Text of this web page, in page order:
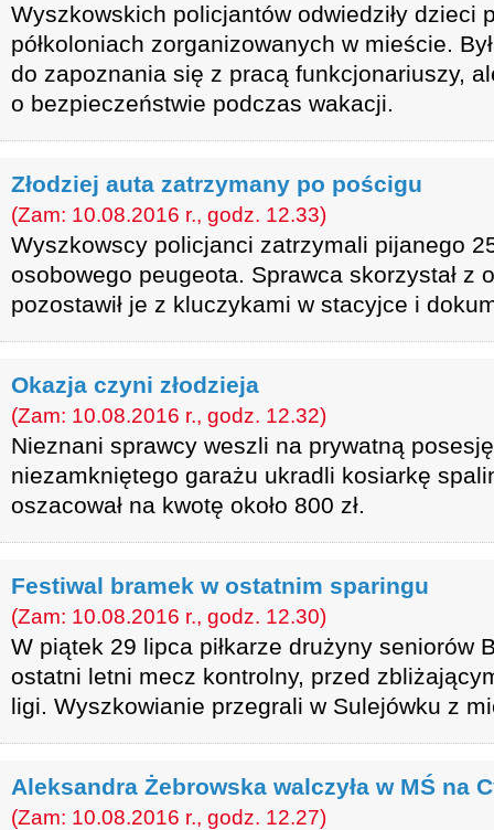
Wyszkowskich policjantów odwiedziły dzieci
półkoloniach zorganizowanych w mieście.
do zapoznania się z pracą funkcjonariuszy,
o bezpieczeństwie podczas wakacji.
Złodziej auta zatrzymany po pościgu
(Zam: 10.08.2016 r., godz. 12.33)
Wyszkowscy policjanci zatrzymali pijanego
osobowego peugeota. Sprawca skorzystał z
pozostawił je z kluczykami w stacyjce i
Okazja czyni złodzieja
(Zam: 10.08.2016 r., godz. 12.32)
Nieznani sprawcy weszli na prywatną
niezamkniętego garażu ukradli kosiarkę
oszacował na kwotę około 800 zł.
Festiwal bramek w ostatnim sparingu
(Zam: 10.08.2016 r., godz. 12.30)
W piątek 29 lipca piłkarze drużyny seniorów
ostatni letni mecz kontrolny, przed
ligi. Wyszkowianie przegrali w Sulejówku z
Aleksandra Żebrowska walczyła w MŚ na
(Zam: 10.08.2016 r., godz. 12.27)